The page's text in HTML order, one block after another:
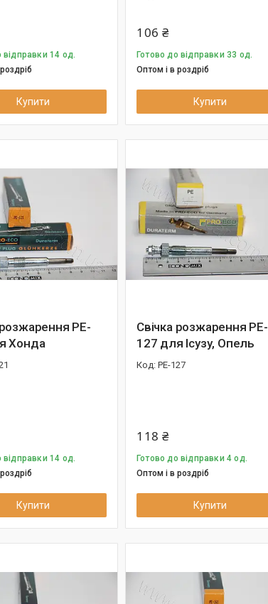
відправки 14 од.
Купити
106 ₴
Готово до відправки 33 од.
Оптом і в роздріб
Купити
PE-
Хонда
відправки 14 од.
Купити
Свічка розжарення PE-
127 для Ісузу, Опель
PE-127
118 ₴
Готово до відправки 4 од.
Оптом і в роздріб
Купити